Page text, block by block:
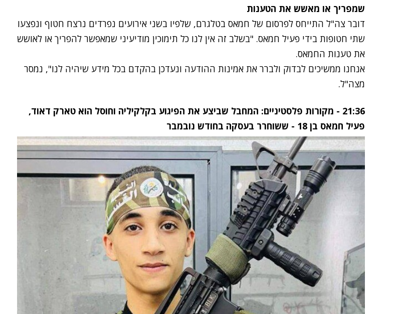
שמפריך או מאשש את הטענות
דובר צה"ל התייחס לפרסום של חמאס בטלגרם, שלפיו בשני אירועים נפרדים נרצח חטוף ונפצעו
שתי חטופות בידי פעיל חמאס. "בשלב זה אין לנו כל תימוכין מודיעיני שמאפשר להפריך או לאושש
את טענות החמאס.
אנחנו ממשיכים לבדוק ולברר את אמינות ההודעה ונעדכן בהקדם בכל מידע שיהיה לנו", נמסר
מצה"ל.
21:36 - מקורות פלסטיניים: המחבל שביצע את הפיגוע בקלקיליה וחוסל הוא טארק דאוד,
פעיל חמאס בן 18 - ששוחרר בעסקה בחודש נובמבר